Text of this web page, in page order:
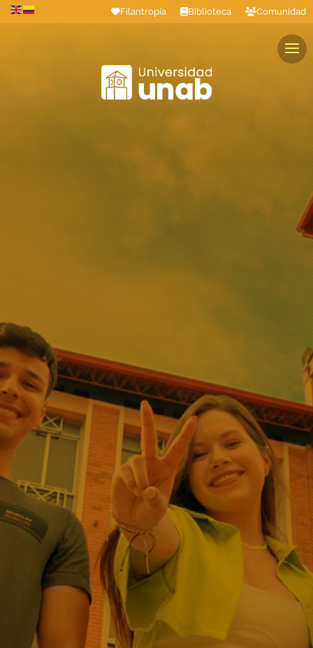
Filantropía Biblioteca Comunidad
Estudiantes Profesores Colaboradores Graduados